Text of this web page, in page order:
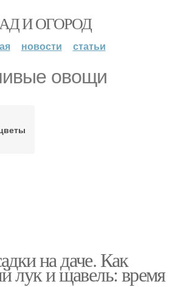
И ОГОРОД
новости статьи
овощи
на даче. Как
лук и щавель: время